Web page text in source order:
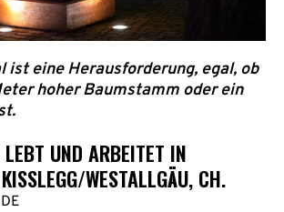
ist eine Herausforderung, egal, ob
hoher Baumstamm oder ein
UND ARBEITET IN
WESTALLGÄU, CH.